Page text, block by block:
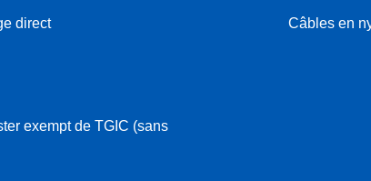
direct Câbles en
exempt de TGIC (sans